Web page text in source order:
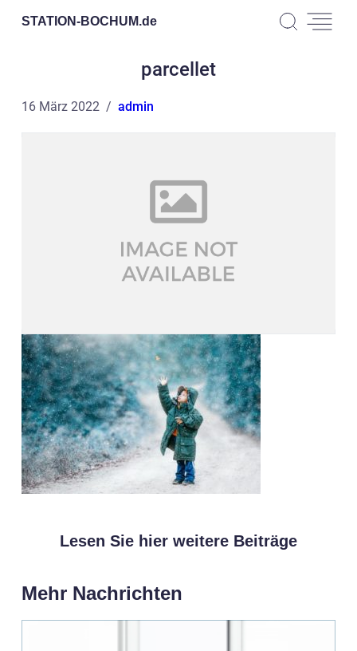
STATION-BOCHUM.de
parcellet
16 März 2022 admin
Lesen Sie hier weitere Beiträge
Mehr Nachrichten